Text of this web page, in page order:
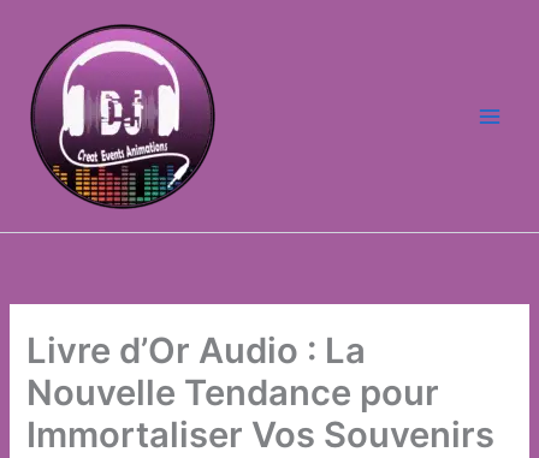
contenu
Livre d’Or Audio : La
Nouvelle Tendance pour
Immortaliser Vos Souvenirs